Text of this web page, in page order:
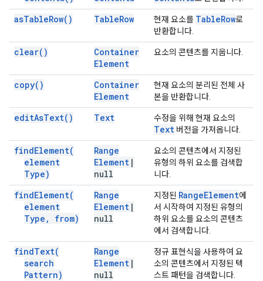
asTableRow( ) TableRow 현재 요소를 TableRow로
반환합니다.
clear( )
Container
Element
요소의 콘텐츠를 지웁니다.
copy( )
Container
Element
현재 요소의 분리된 전체 사
본을 반환합니다.
editAsText( ) Text 수정을 위해 현재 요소의
Text 버전을 가져옵니다.
findElement(
element
Type)
Range
Element |
null
요소의 콘텐츠에서 지정된
유형의 하위 요소를 검색합
니다.
findElement(
element
Type , from)
Range
Element |
null
지정된 RangeElement에
서 시작하여 지정된 유형의
하위 요소를 요소의 콘텐츠
에서 검색합니다.
findText(
search
Pattern)
Range
Element |
null
정규 표현식을 사용하여 요
소의 콘텐츠에서 지정된 텍
스트 패턴을 검색합니다.